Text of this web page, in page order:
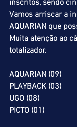
inscritos, sendo
Vamos arriscar a
AQUARIAN que
Muita atenção ao
totalizador.
AQUARIAN (09)
PLAYBACK (03)
UGO (08)
PICTO (01)